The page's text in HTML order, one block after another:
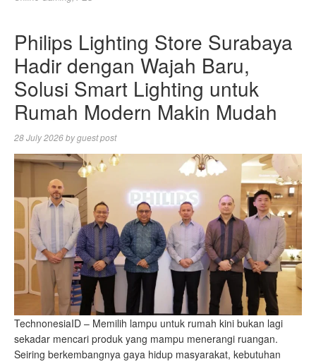
Philips Lighting Store Surabaya
Hadir dengan Wajah Baru,
Solusi Smart Lighting untuk
Rumah Modern Makin Mudah
28 July 2026byguest post
TechnonesiaID – Memilih lampu untuk rumah kini bukan lagi
sekadar mencari produk yang mampu menerangi ruangan.
Seiring berkembangnya gaya hidup masyarakat, kebutuhan